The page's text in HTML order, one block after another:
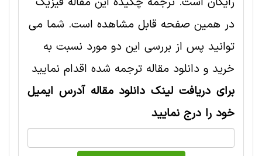
در همین صفحه قابل مشاهده است. شما می
توانید پس از بررسی این دو مورد نسبت به
خرید و دانلود مقاله ترجمه شده اقدام نمایید
برای دریافت لینک دانلود مقاله آدرس ایمیل
خود را درج نمایید